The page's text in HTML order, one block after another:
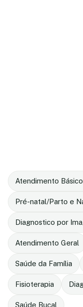
Atendimento
Pré-natal/Parto e
Diagnostico por
Atendimento Geral
Saúde da Família
Fisioterapia
Saúde Bucal